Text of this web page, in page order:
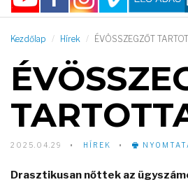
Kezdőlap Hírek ÉVÖSSZEGZŐT
2025.04.29 HÍREK
Drasztikusan nőttek az